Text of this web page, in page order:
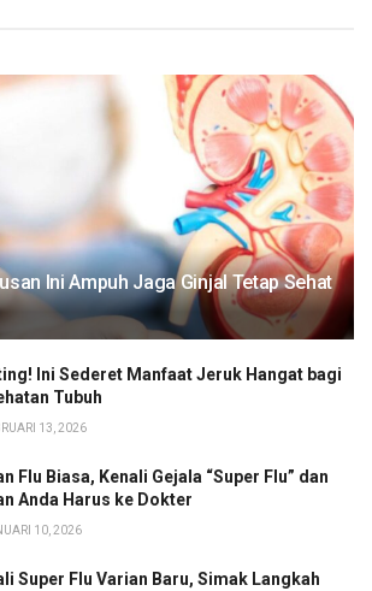
Ini Ampuh Jaga Ginjal Tetap Sehat
Ini Sederet Manfaat Jeruk Hangat bagi
Tubuh
13, 2026
Flu Biasa, Kenali Gejala “Super Flu” dan
Anda Harus ke Dokter
10, 2026
Super Flu Varian Baru, Simak Langkah